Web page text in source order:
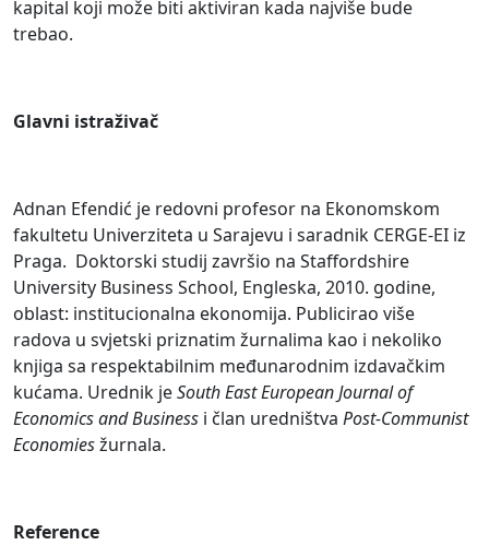
kapital koji može biti aktiviran kada najviše bude
trebao.
Glavni istraživač
Adnan Efendić je redovni profesor na Ekonomskom
fakultetu Univerziteta u Sarajevu i saradnik CERGE-EI iz
Praga. Doktorski studij završio na Staffordshire
University Business School, Engleska, 2010. godine,
oblast: institucionalna ekonomija. Publicirao više
radova u svjetski priznatim žurnalima kao i nekoliko
knjiga sa respektabilnim međunarodnim izdavačkim
kućama. Urednik jeSouth East European Journal of
Economics and Business i član uredništva Post-Communist
Economiesžurnala.
Reference